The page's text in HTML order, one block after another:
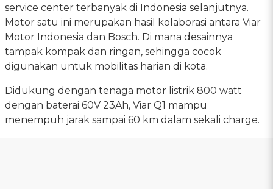
service center terbanyak di Indonesia selanjutnya.
Motor satu ini merupakan hasil kolaborasi antara Viar
Motor Indonesia dan Bosch. Di mana desainnya
tampak kompak dan ringan, sehingga cocok
digunakan untuk mobilitas harian di kota.
Didukung dengan tenaga motor listrik 800 watt
dengan baterai 60V 23Ah, Viar Q1 mampu
menempuh jarak sampai 60 km dalam sekali charge.